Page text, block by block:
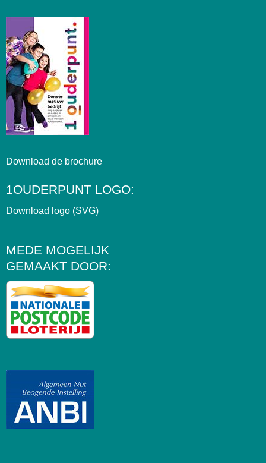
Download de brochure
1OUDERPUNT LOGO:
Download logo (SVG)
MEDE MOGELIJK
GEMAAKT DOOR: